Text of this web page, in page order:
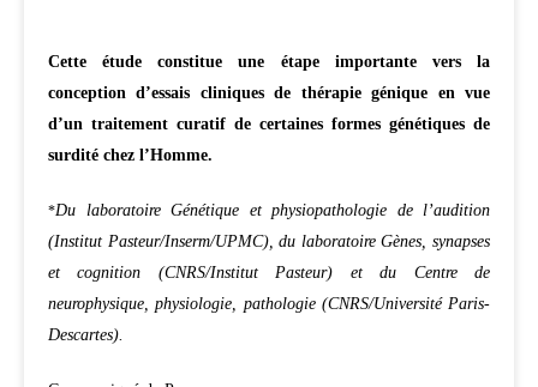
Cette étude constitue une étape importante vers la
conception d’essais cliniques de thérapie génique en vue
d’un traitement curatif de certaines formes génétiques de
surdité chez l’Homme.
*Du laboratoire Génétique et physiopathologie de l’audition
(Institut Pasteur/Inserm/UPMC), du laboratoire Gènes, synapses
et cognition (CNRS/Institut Pasteur) et du Centre de
neurophysique, physiologie, pathologie (CNRS/Université Paris-
Descartes).